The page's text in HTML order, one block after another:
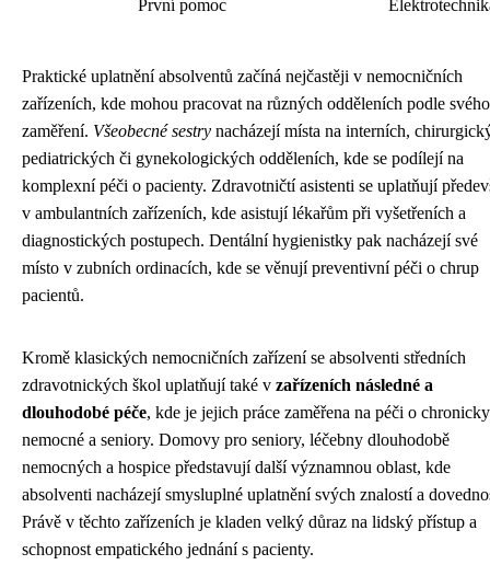
První pomoc
Praktické uplatnění absolventů začíná nejčastěji v nemocničních
zařízeních, kde mohou pracovat na různých odděleních podle svého
zaměření. Všeobecné sestry nacházejí místa na interních,
pediatrických či gynekologických odděleních, kde se podílejí na
komplexní péči o pacienty. Zdravotničtí asistenti se uplatňují
v ambulantních zařízeních, kde asistují lékařům při vyšetřeních a
diagnostických postupech. Dentální hygienistky pak nacházejí své
místo v zubních ordinacích, kde se věnují preventivní péči o chrup
pacientů.
Kromě klasických nemocničních zařízení se absolventi středních
zdravotnických škol uplatňují také v zařízeních následné a
dlouhodobé péče, kde je jejich práce zaměřena na péči o chronicky
nemocné a seniory. Domovy pro seniory, léčebny dlouhodobě
nemocných a hospice představují další významnou oblast, kde
absolventi nacházejí smysluplné uplatnění svých znalostí a
Právě v těchto zařízeních je kladen velký důraz na lidský přístup a
schopnost empatického jednání s pacienty.